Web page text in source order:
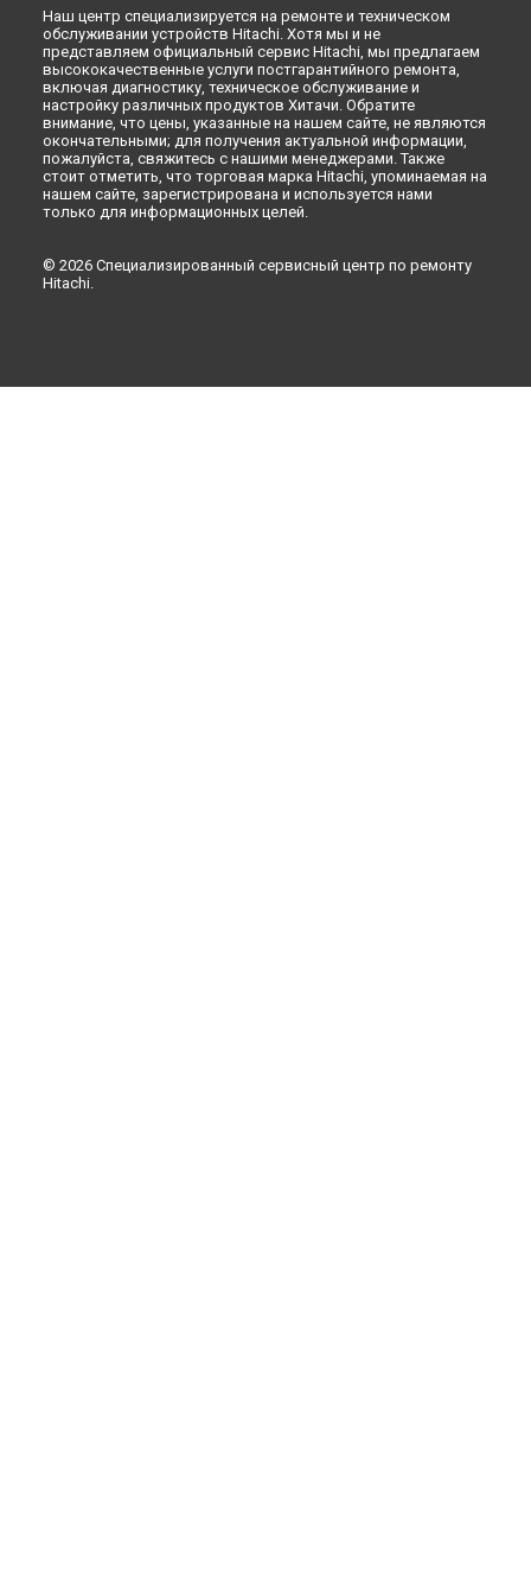
Ремонт холодильника R-W660PUC3GBK Hitachi вРязани
Ремонт холодильника R-W660PUC3GBK Hitachi вАстрахани
Ремонт холодильника R-W660PUC3GBK Hitachi в
Набережных Челнах
Ремонт холодильника R-W660PUC3GBK Hitachi вЛипецке
Наш центр специализируется на ремонте и техническом
обслуживании устройств Hitachi. Хотя мы и не
представляем официальный сервис Hitachi, мы предлагаем
высококачественные услуги постгарантийного ремонта,
включая диагностику, техническое обслуживание и
настройку различных продуктов Хитачи. Обратите
внимание, что цены, указанные на нашем сайте, не являются
окончательными; для получения актуальной информации,
пожалуйста, свяжитесь с нашими менеджерами. Также
стоит отметить, что торговая марка Hitachi, упоминаемая на
нашем сайте, зарегистрирована и используется нами
только для информационных целей.
© 2026 Специализированный сервисный центр по ремонту
Hitachi.